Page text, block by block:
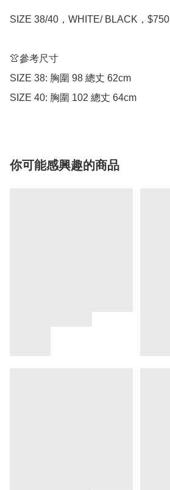
SIZE 38/40，WHITE/ BLACK，$750
👚參考尺寸
SIZE 38: 胸圍 98 總丈 62cm
SIZE 40: 胸圍 102 總丈 64cm
你可能感興趣的商品